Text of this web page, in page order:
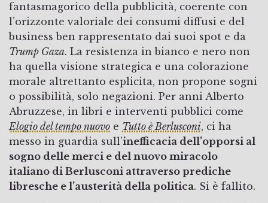
fantasmagorico della pubblicità, coerente con
l’orizzonte valoriale dei consumi diffusi e del
business ben rappresentato dai suoi spot e da
Trump Gaza. La resistenza in bianco e nero non
ha quella visione strategica e una colorazione
morale altrettanto esplicita, non propone sogni
o possibilità, solo negazioni. Per anni Alberto
Abruzzese, in libri e interventi pubblici come
Elogio del tempo nuovo e Tutto è Berlusconi, ci ha
messo in guardia sull’inefficacia dell’opporsi al
sogno delle merci e del nuovo miracolo
italiano di Berlusconi attraverso prediche
libresche e l’austerità della politica. Si è fallito.